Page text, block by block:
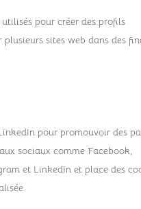
pour créer des profils
sites web dans des
pour promouvoir des
sociaux comme Facebook,
et LinkedIn et place des